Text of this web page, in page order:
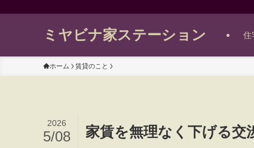
ミヤビナ家ステーション 住
ホーム 賃貸のこと
家賃を無理なく下げる交
2026
5/08